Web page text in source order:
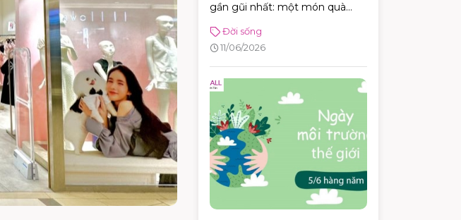
gần gũi nhất: một món quà
cúng, hoặc chỉ đơn giản là dành
thời gian ở cạnh bố. Năm 2026,
21/6/2026 (Chủ nhật thứ ba của
tháng 6) — rất tiện để cả nhà
lên lịch đi chơi, mua sắm và ăn
uống trong một buổi.
Đời sống
11/06/2026